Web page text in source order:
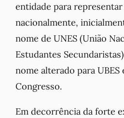
entidade para
nacionalmente,
nome de UNES (União
Estudantes
nome alterado para UBES
Congresso.
Em decorrência da forte